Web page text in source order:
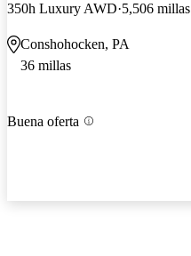
350h Luxury AWD 5,506 millas
Conshohocken, PA
36 millas
Buena oferta